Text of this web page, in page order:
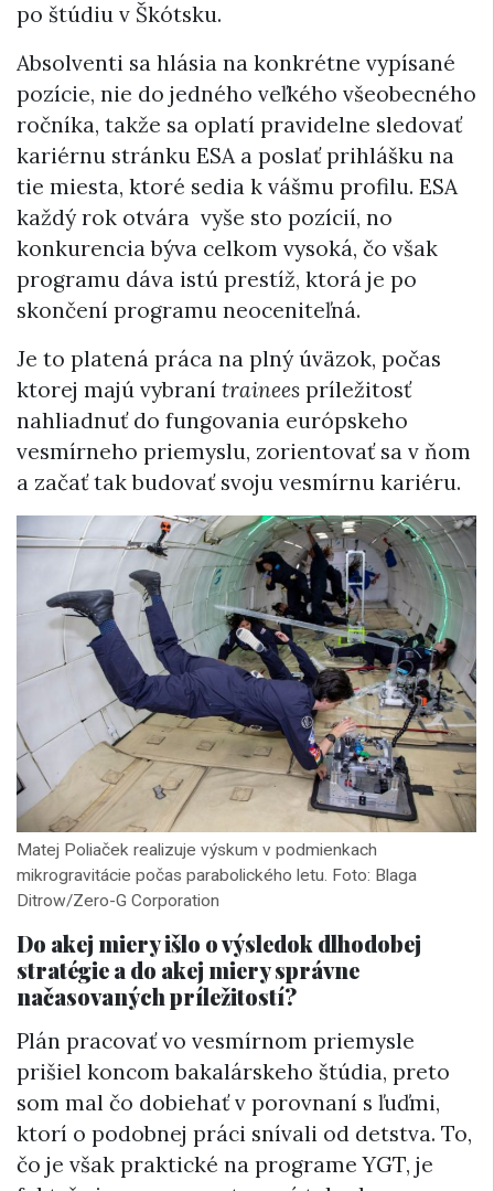
po štúdiu v Škótsku.
Absolventi sa hlásia na konkrétne vypísané
pozície, nie do jedného veľkého všeobecného
ročníka, takže sa oplatí pravidelne sledovať
kariérnu stránku ESA a poslať prihlášku na
tie miesta, ktoré sedia k vášmu profilu. ESA
každý rok otvára vyše sto pozícií, no
konkurencia býva celkom vysoká, čo však
programu dáva istú prestíž, ktorá je po
skončení programu neoceniteľná.
Je to platená práca na plný úväzok, počas
ktorej majú vybraní trainees príležitosť
nahliadnuť do fungovania európskeho
vesmírneho priemyslu, zorientovať sa v ňom
a začať tak budovať svoju vesmírnu kariéru.
Matej Poliaček realizuje výskum v podmienkach
mikrogravitácie počas parabolického letu. Foto: Blaga
Ditrow/Zero-G Corporation
Do akej miery išlo o výsledok dlhodobej
stratégie a do akej miery správne
načasovaných príležitostí?
Plán pracovať vo vesmírnom priemysle
prišiel koncom bakalárskeho štúdia, preto
som mal čo dobiehať v porovnaní s ľuďmi,
ktorí o podobnej práci snívali od detstva. To,
čo je však praktické na programe YGT, je